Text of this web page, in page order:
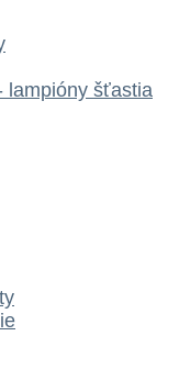
lampióny šťastia